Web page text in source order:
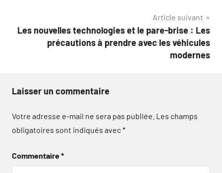
Article suivant
Les nouvelles technologies et le pare-brise : Les
précautions à prendre avec les véhicules
modernes
Laisser un commentaire
Votre adresse e-mail ne sera pas publiée. Les champs
obligatoires sont indiqués avec*
Commentaire*